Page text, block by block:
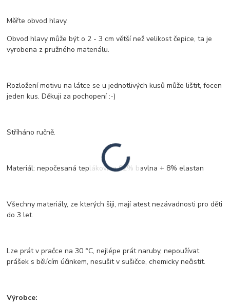
Měřte obvod hlavy.
Obvod hlavy může být o 2 - 3 cm větší než velikost čepice, ta je
vyrobena z pružného materiálu.
Rozložení motivu na látce se u jednotlivých kusů může lištit, focen
jeden kus. Děkuji za pochopení :-)
Stříháno ručně.
Materiál: nepočesaná teplákovina 92% bavlna + 8% elastan
Všechny materiály, ze kterých šiji, mají atest nezávadnosti pro děti
do 3 let.
Lze prát v pračce na 30 °C, nejlépe prát naruby, nepoužívat
prášek s bělícím účinkem, nesušit v sušičce, chemicky nečistit.
Výrobce: